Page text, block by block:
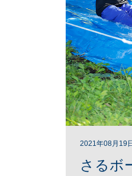
2021年08月19
さるボ